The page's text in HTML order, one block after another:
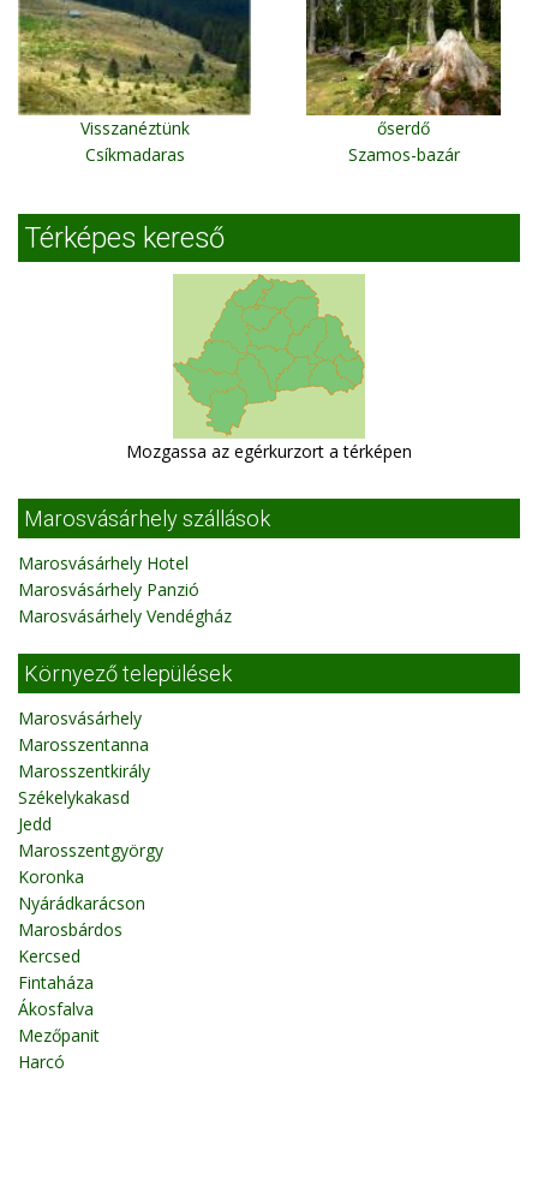
Visszanéztünk
Csíkmadaras
őserdő
Szamos-bazár
Térképes kereső
Mozgassa az egérkurzort a térképen
Marosvásárhely szállások
Marosvásárhely Hotel
Marosvásárhely Panzió
Marosvásárhely Vendégház
Környező települések
Marosvásárhely
Marosszentanna
Marosszentkirály
Székelykakasd
Jedd
Marosszentgyörgy
Koronka
Nyárádkarácson
Marosbárdos
Kercsed
Fintaháza
Ákosfalva
Mezőpanit
Harcó